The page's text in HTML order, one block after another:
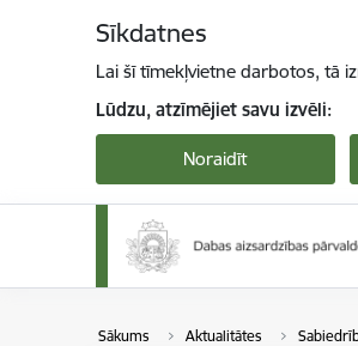
Sīkdatnes
Lai šī tīmekļvietne darbotos, tā
Lūdzu, atzīmējiet savu izvēli:
Noraidīt
Sākums Aktualitātes